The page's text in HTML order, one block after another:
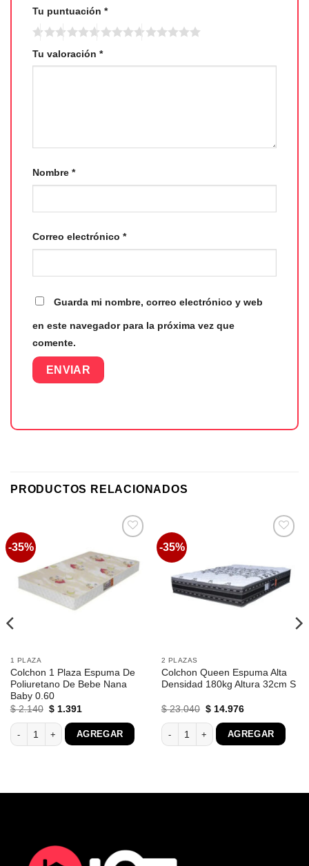
Tu puntuación *
Tu valoración *
Nombre *
Correo electrónico *
Guarda mi nombre, correo electrónico y web
en este navegador para la próxima vez que
comente.
PRODUCTOS RELACIONADOS
-35%
1 PLAZA
Colchon 1 Plaza Espuma De
Poliuretano De Bebe Nana
Baby 0.60
$2.140 El
original
era:
$ 2.140.
$1.391
actual
es:
$ 1.391.
Colchon 1 Plaza Espuma De Poliuretano De Bebe Nana Baby 0.60 cantidad
AGREGAR
-35%
2 PLAZAS
Colchon Queen Espuma Alta
Densidad 180kg Altura 32cm S
$23.040 El
original
era:
$ 23.040.
$14.976El
actual
es:
$ 14.976.
Colchon Queen Espuma Alta
AGREGAR
Ortopedico Summer 1.40 cantidad